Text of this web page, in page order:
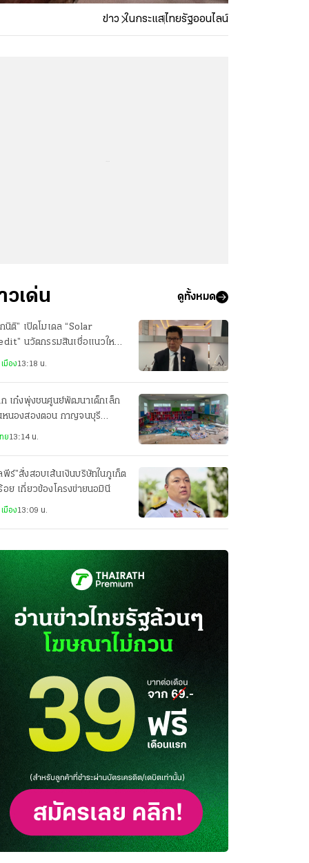
ข่าว ในกระแสไทยรัฐออนไลน์
วเด่น ดูทั้งหมด
กนิติ” เปิดโมเดล “Solar
นวัตกรรมสินเชื่อแนวใหม่
ตั้งโซลาร์เซลล์ ลดภาระค่าไฟ
มือง13:18 น.
ก เก๋งพุ่งชนศูนย์พัฒนาเด็กเล็ก
หนองสองตอน กาญจนบุรี
ย13:14 น.
พีร์”สั่งสอบเส้นเงินบริษัทในภูเก็ต
อย เกี่ยวข้องโครงข่ายนอมินี
มือง13:09 น.